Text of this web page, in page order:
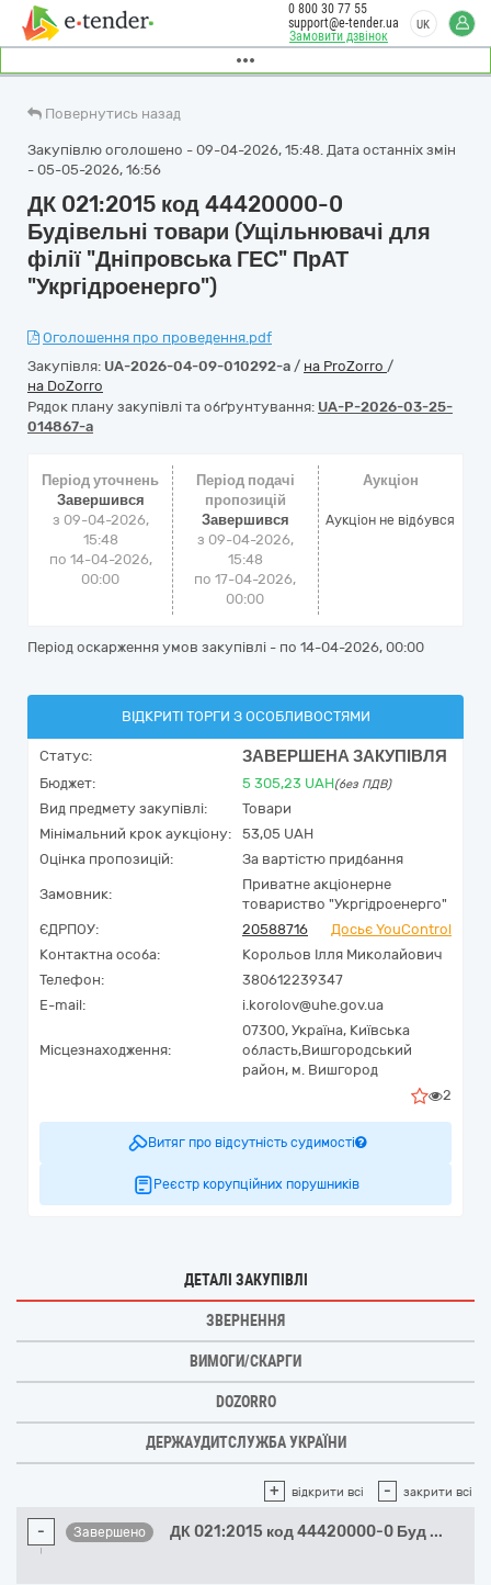
Замовити дзвінок
0 800 30 77 55
support@e-tender.ua
UK
Повернутись назад
Закупівлю оголошено - 09-04-2026, 15:48. Дата останніх змін
- 05-05-2026, 16:56
ДК 021:2015 код 44420000-0
Будівельні товари (Ущільнювачі для
філії "Дніпровська ГЕС" ПрАТ
"Укргідроенерго")
Оголошення про проведення.pdf
Закупівля: UA-2026-04-09-010292-a / на ProZorro /
на DoZorro
Рядок плану закупівлі та обґрунтування: UA-P-2026-03-25-
014867-a
Період уточнень
Завершився
з 09-04-2026,
15:48
по 14-04-2026,
00:00
Період подачі
пропозицій
Завершився
з 09-04-2026,
15:48
по 17-04-2026,
00:00
Аукціон
Аукціон не відбувся
Період оскарження умов закупівлі - по 14-04-2026, 00:00
ВІДКРИТІ ТОРГИ З ОСОБЛИВОСТЯМИ
Статус: ЗАВЕРШЕНА ЗАКУПІВЛЯ
Бюджет: 5 305,23 UAH(без ПДВ)
Вид предмету закупівлі:
Товари
Мінімальний крок аукціону:
53,05 UAH
Оцінка пропозицій:
За вартістю придбання
Замовник:
Приватне акціонерне
товариство "Укргідроенерго"
ЄДРПОУ:
20588716
Досьє YouControl
Контактна особа:
Корольов Ілля Миколайович
Телефон:
380612239347
E-mail:
i.korolov@uhe.gov.ua
Місцезнаходження:
07300, Україна, Київська
область,Вишгородський
район, м. Вишгород
2
Витяг про відсутність судимості
Реєстр корупційних порушників
ДЕТАЛІ ЗАКУПІВЛІ
ЗВЕРНЕННЯ
ВИМОГИ/СКАРГИ
DOZORRO
ДЕРЖАУДИТСЛУЖБА УКРАЇНИ
+ відкрити всі - закрити всі
- Завершено ДК 021:2015 код 44420000-0 Буд ...